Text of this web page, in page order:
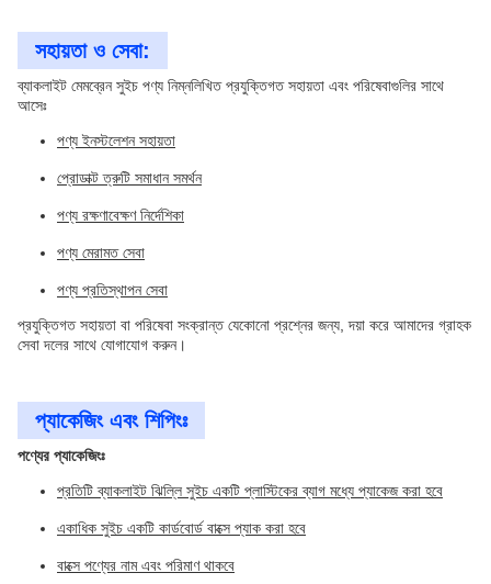
সহায়তা ও সেবা:
ব্যাকলাইট মেমব্রেন সুইচ পণ্য নিম্নলিখিত প্রযুক্তিগত সহায়তা এবং পরিষেবাগুলির সাথে
আসেঃ
পণ্য ইনস্টলেশন সহায়তা
প্রোডাক্ট ত্রুটি সমাধান সমর্থন
পণ্য রক্ষণাবেক্ষণ নির্দেশিকা
পণ্য মেরামত সেবা
পণ্য প্রতিস্থাপন সেবা
প্রযুক্তিগত সহায়তা বা পরিষেবা সংক্রান্ত যেকোনো প্রশ্নের জন্য, দয়া করে আমাদের গ্রাহক
সেবা দলের সাথে যোগাযোগ করুন।
প্যাকেজিং এবং শিপিংঃ
পণ্যের প্যাকেজিংঃ
প্রতিটি ব্যাকলাইট ঝিল্লি সুইচ একটি প্লাস্টিকের ব্যাগ মধ্যে প্যাকেজ করা হবে
একাধিক সুইচ একটি কার্ডবোর্ড বাক্সে প্যাক করা হবে
বাক্সে পণ্যের নাম এবং পরিমাণ থাকবে